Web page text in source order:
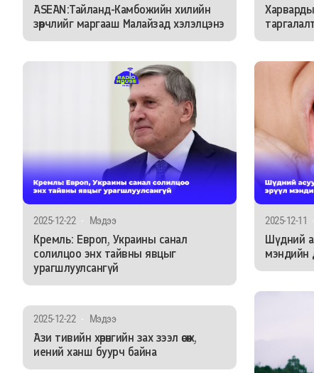
ASEAN:Тайланд-Камбожийн хилийн
зөрчлийг маргааш Малайзад хэлэлцэнэ
2025-12-22 - Мэдээ
Кремль: Европ, Украины санал
солилцоо энх тайвны явцыг
урагшлуулсангүй
2025-12-22 - Мэдээ
Ази тивийн хөрөнгийн зах зээл өсөж,
иений ханш буурч байна
2025-12-11 -
Шүдний
мэндийн